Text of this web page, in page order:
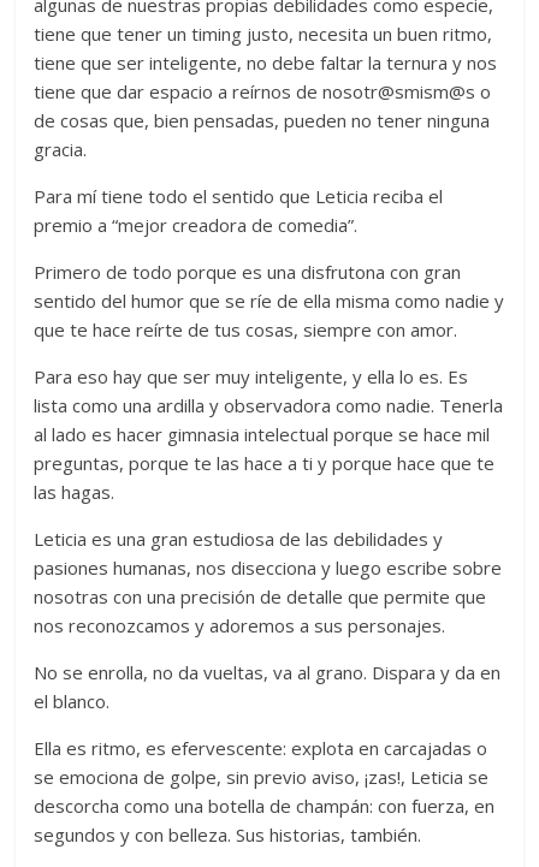
tiene que tener un timing justo, necesita un buen ritmo,
tiene que ser inteligente, no debe faltar la ternura y nos
tiene que dar espacio a reírnos de nosotr@smism@s o
de cosas que, bien pensadas, pueden no tener ninguna
gracia.
Para mí tiene todo el sentido que Leticia reciba el
premio a “mejor creadora de comedia”.
Primero de todo porque es una disfrutona con gran
sentido del humor que se ríe de ella misma como nadie y
que te hace reírte de tus cosas, siempre con amor.
Para eso hay que ser muy inteligente, y ella lo es. Es
lista como una ardilla y observadora como nadie. Tenerla
al lado es hacer gimnasia intelectual porque se hace mil
preguntas, porque te las hace a ti y porque hace que te
las hagas.
Leticia es una gran estudiosa de las debilidades y
pasiones humanas, nos disecciona y luego escribe sobre
nosotras con una precisión de detalle que permite que
nos reconozcamos y adoremos a sus personajes.
No se enrolla, no da vueltas, va al grano. Dispara y da en
el blanco.
Ella es ritmo, es efervescente: explota en carcajadas o
se emociona de golpe, sin previo aviso, ¡zas!, Leticia se
descorcha como una botella de champán: con fuerza, en
segundos y con belleza. Sus historias, también.